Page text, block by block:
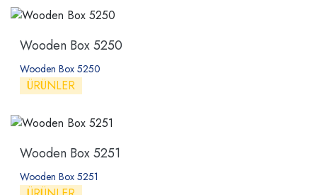
Wooden Box 5250
Wooden Box 5250
ÜRÜNLER
Wooden Box 5251
Wooden Box 5251